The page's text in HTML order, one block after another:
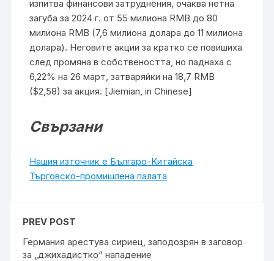
изпитва финансови затруднения, очаква нетна
загуба за 2024 г. от 55 милиона RMB до 80
милиона RMB (7,6 милиона долара до 11 милиона
долара). Неговите акции за кратко се повишиха
след промяна в собствеността, но паднаха с
6,22% на 26 март, затваряйки на 18,7 RMB
($2,58) за акция. [Jiemian, in Chinese]
Свързани
Нашия източник е Българо-Китайска
Търговско-промишлена палaта
PREV POST
Германия арестува сириец, заподозрян в заговор
за „джихадистко“ нападение